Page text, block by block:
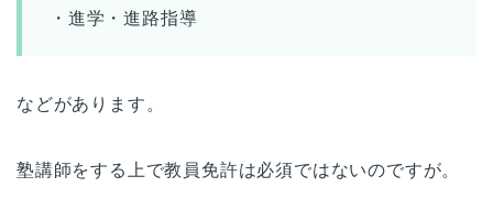
・進学・進路指導
などがあります。
塾講師をする上で教員免許は必須ではないのですが。